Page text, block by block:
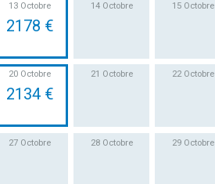
13 Octobre
2178 €
14 Octobre 15 Octobre
20 Octobre
2134 €
21 Octobre 22 Octobre
27 Octobre 28 Octobre 29 Octobre